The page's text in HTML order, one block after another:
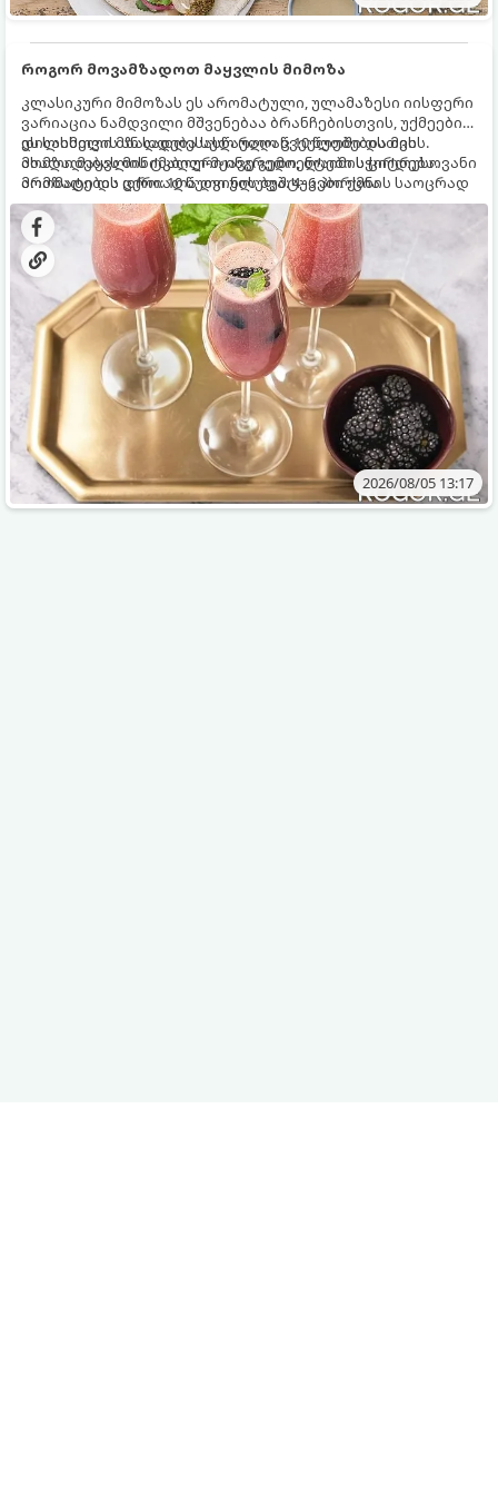
როგორ მოვამზადოთ მაყვლის მიმოზა
კლასიკური მიმოზას ეს არომატული, ულამაზესი იისფერი
ვარიაცია ნამდვილი მშვენებაა ბრანჩებისთვის, უქმეების
დილისთვის ან სადღესასწაულო წვეულებებისთვის.
ახალი მაყვლის ტკბილ-მჟავე გემო, ლაიმის ციტრუსოვანი
არომატი და ცქრიალა ღვინის ბუშტუკები ქმნის საოცრად
დახვეწილ და მაგრილებელ კოქტეილს.
ეს სასმელი მზადდება სულ რაღაც 10 წუთში და მის
მომზადებას მინიმალური ინგრედიენტები სჭირდება.
მომზადების დრო: 10 წუთი ულუფა: 4–6 პორცია
2026/08/05 13:17